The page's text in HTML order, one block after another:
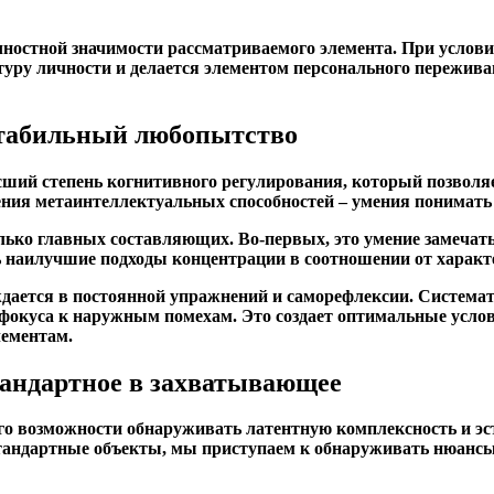
значимости рассматриваемого элемента. При
личности и делается элементом персонального
любопытство
степень когнитивного регулирования, который
метаинтеллектуальных способностей – умения
главных составляющих. Во-первых, это умение
подходы концентрации в соотношении от
в постоянной упражнений и саморефлексии.
к наружным помехам. Это создает оптимальные
в захватывающее
возможности обнаруживать латентную комплексность и
объекты, мы приступаем к обнаруживать